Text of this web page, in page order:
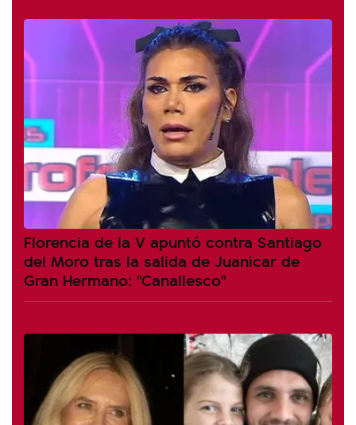
Florencia de la V apuntó contra Santiago
del Moro tras la salida de Juanicar de
Gran Hermano: "Canallesco"